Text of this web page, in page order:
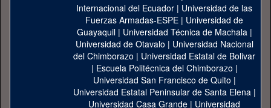
Internacional del Ecuador | Universidad de las
Fuerzas Armadas-ESPE | Universidad de
Guayaquil| Universidad Técnica de Machala|
Universidad de Otavalo | Universidad Nacional
del Chimborazo | Universidad Estatal de Bolivar
| Escuela Politécnica del Chimborazo |
Universidad San Francisco de Quito |
Universidad Estatal Peninsular de Santa Elena|
Universidad Casa Grande | Universidad